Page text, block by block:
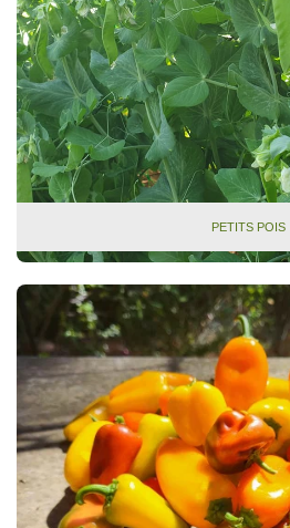
PETITS POIS